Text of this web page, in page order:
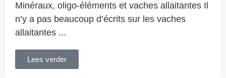
Minéraux, oligo-éléments et vaches allaitantes Il
n’y a pas beaucoup d’écrits sur les vaches
allaitantes ...
Lees verder